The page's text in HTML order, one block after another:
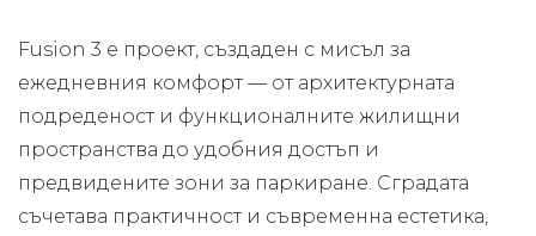
Fusion 3 е проект, създаден с мисъл за
ежедневния комфорт — от архитектурната
подреденост и функционалните жилищни
пространства до удобния достъп и
предвидените зони за паркиране. Сградата
съчетава практичност и съвременна естетика,